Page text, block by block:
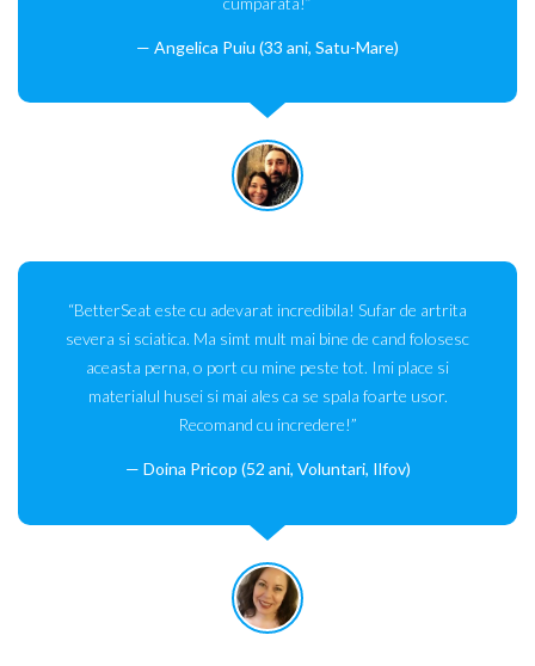
Angelica Puiu (33 ani, Satu-Mare)
“BetterSeat este cu adevarat incredibila! Sufar de artrita
severa si sciatica. Ma simt mult mai bine de cand folosesc
aceasta perna, o port cu mine peste tot. Imi place si
materialul husei si mai ales ca se spala foarte usor.
Recomand cu incredere!”
Doina Pricop (52 ani, Voluntari, Ilfov)